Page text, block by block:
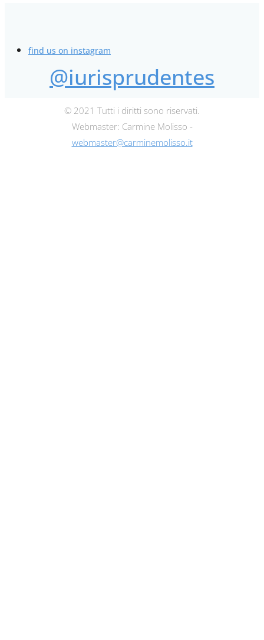
find us on instagram
@iurisprudentes
© 2021 Tutti i diritti sono riservati.
Webmaster: Carmine Molisso -
webmaster@carminemolisso.it